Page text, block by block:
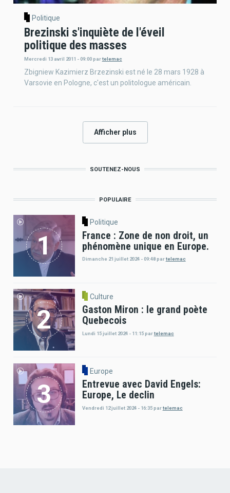
Politique
Brezinski s'inquiète de l'éveil
politique des masses
Mercredi 13 avril 2011 - 09:00 partelemac
Zbigniew Kazimierz Brzezinski est né le 28 mars 1928 à
Varsovie en Pologne, c'est un politologue américain.
Afficher plus
SOUTENEZ-NOUS
POPULAIRE
Politique
France : Zone de non droit, un
phénomène unique en Europe.
Dimanche 21 juillet 2024 - 09:48 partelemac
Culture
Gaston Miron : le grand poète
Quebecois
Lundi 15 juillet 2024 - 11:15 partelemac
Europe
Entrevue avec David Engels:
Europe, Le declin
Vendredi 12 juillet 2024 - 16:35 partelemac